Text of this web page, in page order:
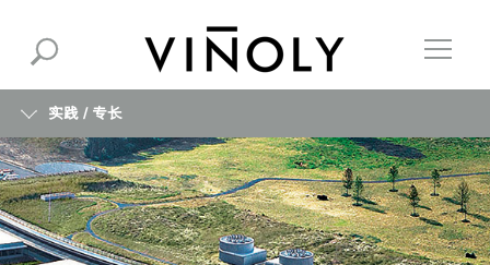
实践 / 专长
简介
专长
信息
机构